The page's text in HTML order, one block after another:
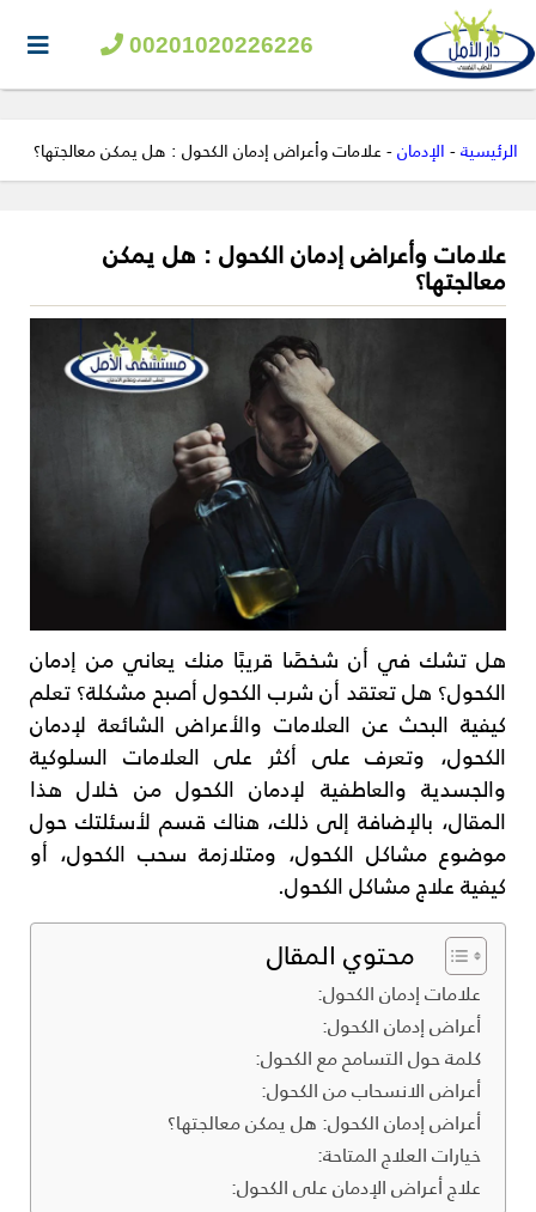
00201020226226
الرئيسية-الإدمان-علامات وأعراض إدمان الكحول : هل يمكن معالجتها؟
علامات وأعراض إدمان الكحول : هل يمكن
معالجتها؟
هل تشك في أن شخصًا قريبًا منك يعاني من إدمان
الكحول؟ هل تعتقد أن شرب الكحول أصبح مشكلة؟ تعلم
كيفية البحث عن العلامات والأعراض الشائعة لإدمان
الكحول، وتعرف على أكثر على العلامات السلوكية
والجسدية والعاطفية لإدمان الكحول من خلال هذا
المقال، بالإضافة إلى ذلك، هناك قسم لأسئلتك حول
موضوع مشاكل الكحول، ومتلازمة سحب الكحول، أو
كيفية علاج مشاكل الكحول.
محتوي المقال
علامات إدمان الكحول:
أعراض إدمان الكحول:
كلمة حول التسامح مع الكحول:
أعراض الانسحاب من الكحول:
أعراض إدمان الكحول: هل يمكن معالجتها؟
خيارات العلاج المتاحة:
علاج أعراض الإدمان على الكحول: